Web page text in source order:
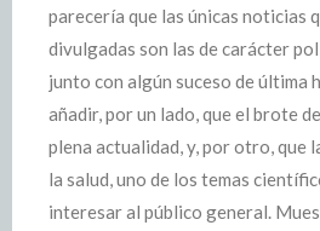
parecería que las únicas noticias
divulgadas son las de carácter
junto con algún suceso de última
añadir, por un lado, que el brote
plena actualidad, y, por otro, que
la salud, uno de los temas
interesar al público general.